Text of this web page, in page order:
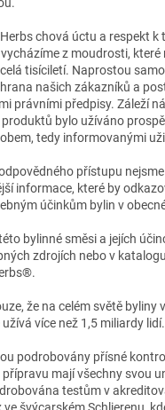
chová úctu a respekt k
z moudrosti,
tisíciletí. Naprostou
našich zákazníků a
právními předpisy. Záleží
bylo užíváno
tedy informovanými
přístupu
informace, které by
účinkům bylin v
bylinné směsi a jejích
zdrojích nebo v
že na celém světě byliny
více než 1,5 miliardy lidí.
podrobovány přísné
mají všechny svou
testům v